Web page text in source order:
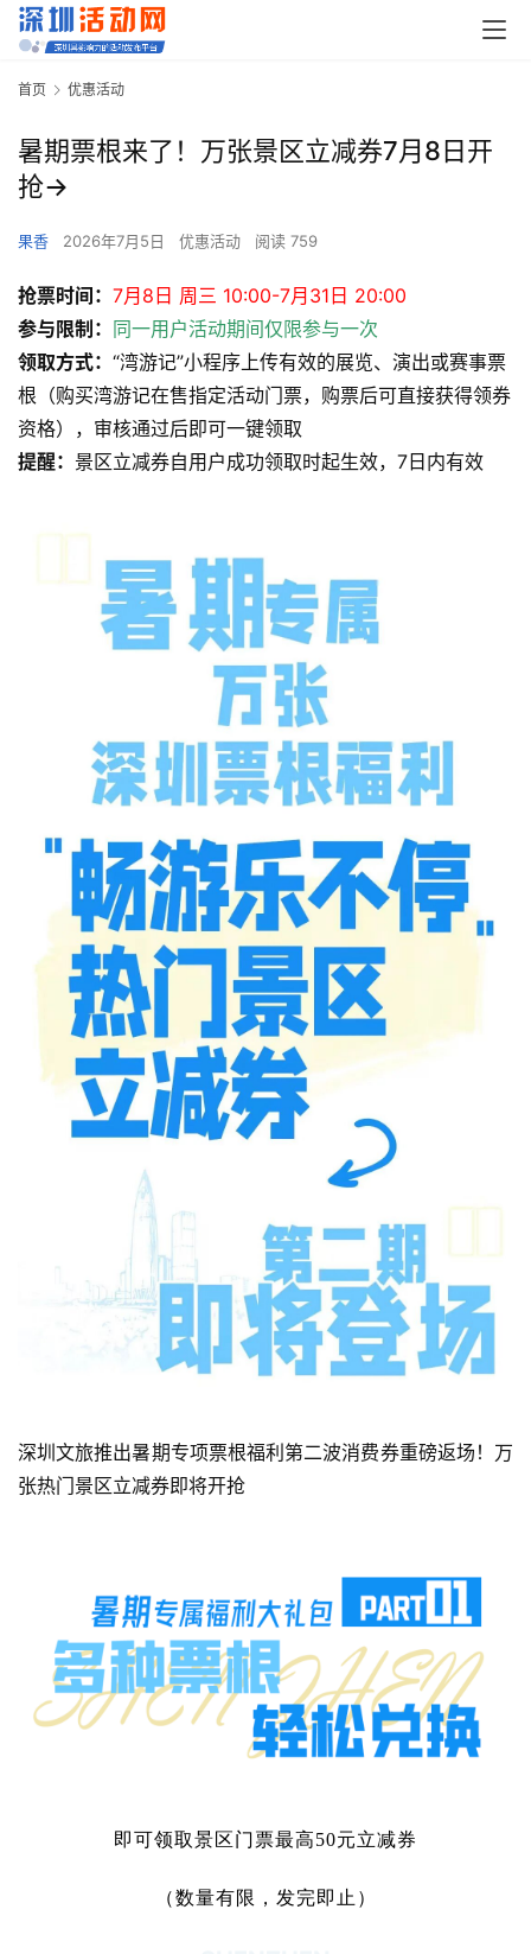
首页 优惠活动
暑期票根来了！万张景区立减券7月8日开
抢→
果香 2026年7月5日 优惠活动 阅读 759
抢票时间： 7月8日 周三 10:00-7月31日 20:00
参与限制： 同一用户活动期间仅限参与一次
领取方式： “湾游记”小程序上传有效的展览、演出或赛事票
根（购买湾游记在售指定活动门票，购票后可直接获得领券
资格），审核通过后即可一键领取
提醒： 景区立减券自用户成功领取时起生效，7日内有效
深圳文旅推出暑期专项票根福利第二波消费券重磅返场！万
张热门景区立减券即将开抢
即可领取景区门票最高50元立减券
（数量有限，发完即止）